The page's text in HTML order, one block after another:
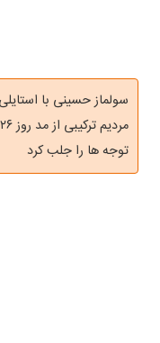
سولماز حسینی با
توجه ها را جلب کرد